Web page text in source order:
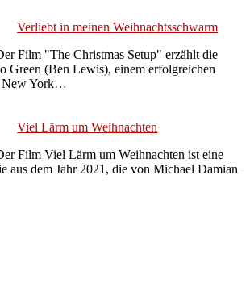
Verliebt in meinen Weihnachtsschwarm
Film "The Christmas Setup" erzählt die
Green (Ben Lewis), einem erfolgreichen
New York…
Viel Lärm um Weihnachten
Film Viel Lärm um Weihnachten ist eine
aus dem Jahr 2021, die von Michael Damian